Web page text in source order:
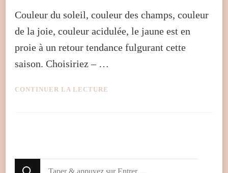
Couleur du soleil, couleur des champs, couleur
de la joie, couleur acidulée, le jaune est en
proie à un retour tendance fulgurant cette
saison. Choisiriez – …
CONTINUER LA LECTURE
Looking